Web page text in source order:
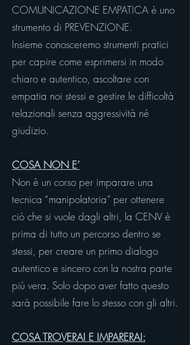
COMUNICAZIONE EMPATICA è uno
strumento di PREVENZIONE.
Insieme conosceremo strumenti pratici
per capire come esprimersi in modo
chiaro e autentico, ascoltare con
empatia noi stessi e gestire le difficoltà
relazionali senza aggressività né
giudizio.
COSA NON E’
Non è un corso per imparare una
tecnica “manipolatoria” per ottenere
ciò che si vuole dagli altri, la CENV è
prima di tutto un percorso dentro se
stessi, per creare un primo dialogo
autentico e sincero con la nostra parte
più vera. Solo dopo aver fatto questo
sarà possibile fare lo stesso con gli altri.
COSA TROVERAI E IMPARERAI: